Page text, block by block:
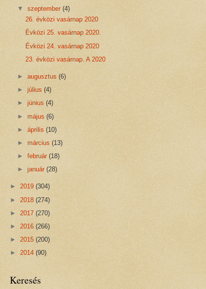
▼szeptember(4)
26. évközi vasárnap 2020
Évközi 25. vasárnap 2020.
Évközi 24. vasárnap 2020
23. évközi vasárnap. A 2020
►augusztus(6)
►július(4)
►június(4)
►május(6)
►április(10)
►március(13)
►február(18)
►január(28)
► 2019 (304)
► 2018 (274)
► 2017 (270)
► 2016 (266)
► 2015 (200)
► 2014 (90)
Keresés